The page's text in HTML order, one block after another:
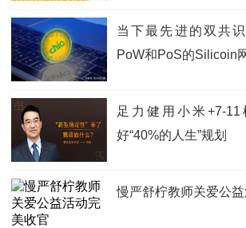
当下最先进的双共
PoW和PoS的Silicoin
足力健用小米+7-
好“40%的人生”规划
慢严舒柠教师关爱公